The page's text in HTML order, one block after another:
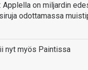
Applella on miljardin
odottamassa
nyt myös Paintissa